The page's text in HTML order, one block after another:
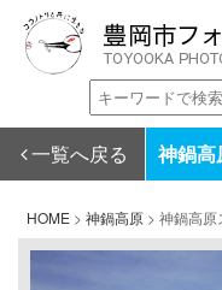
一覧へ戻る 神鍋高
HOME > 神鍋高原 > 神鍋高原